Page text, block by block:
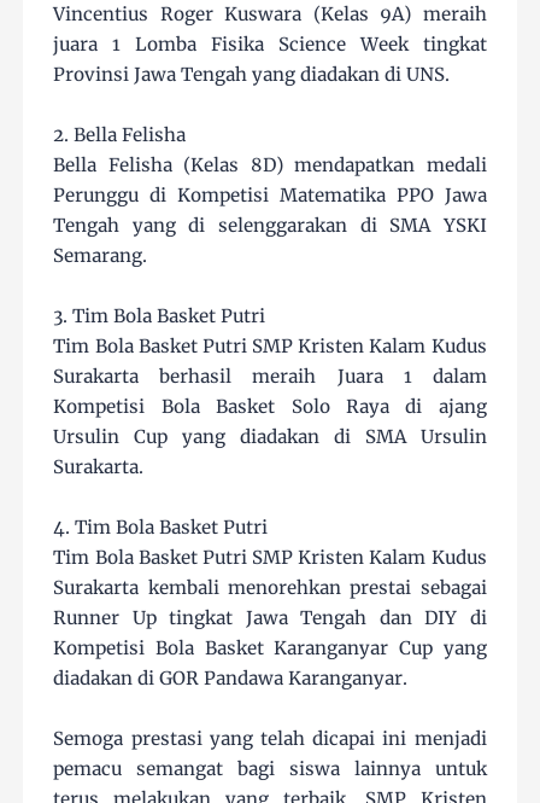
Vincentius Roger Kuswara (Kelas 9A) meraih
juara 1 Lomba Fisika Science Week tingkat
Provinsi Jawa Tengah yang diadakan di UNS.
2. Bella Felisha
Bella Felisha (Kelas 8D) mendapatkan medali
Perunggu di Kompetisi Matematika PPO Jawa
Tengah yang di selenggarakan di SMA YSKI
Semarang.
3. Tim Bola Basket Putri
Tim Bola Basket Putri SMP Kristen Kalam Kudus
Surakarta berhasil meraih Juara 1 dalam
Kompetisi Bola Basket Solo Raya di ajang
Ursulin Cup yang diadakan di SMA Ursulin
Surakarta.
4. Tim Bola Basket Putri
Tim Bola Basket Putri SMP Kristen Kalam Kudus
Surakarta kembali menorehkan prestai sebagai
Runner Up tingkat Jawa Tengah dan DIY di
Kompetisi Bola Basket Karanganyar Cup yang
diadakan di GOR Pandawa Karanganyar.
Semoga prestasi yang telah dicapai ini menjadi
pemacu semangat bagi siswa lainnya untuk
terus melakukan yang terbaik. SMP Kristen